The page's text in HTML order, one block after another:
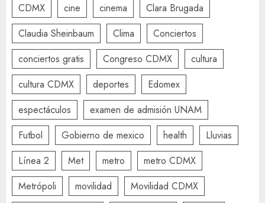
CDMX
cine cinema
Clara Brugada
Claudia Sheinbaum
Clima
Conciertos
conciertos gratis
Congreso CDMX
cultura
cultura CDMX
deportes
Edomex
espectáculos
examen de admisión UNAM
Futbol
Gobierno de mexico health
Lluvias
Línea 2
Met metro
metro CDMX
Metrópoli
movilidad Movilidad CDMX